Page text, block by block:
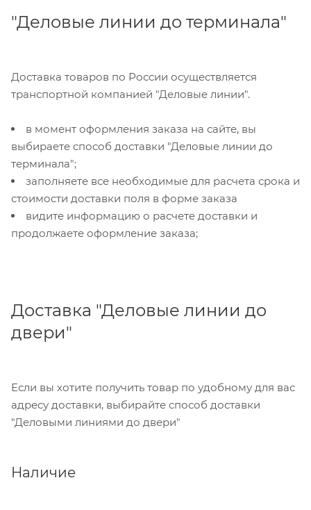
"Деловые линии до терминала"
Доставка товаров по России осуществляется
транспортной компанией "Деловые линии".
в момент оформления заказа на сайте, вы
выбираете способ доставки "Деловые линии до
терминала";
заполняете все необходимые для расчета срока и
стоимости доставки поля в форме заказа
видите информацию о расчете доставки и
продолжаете оформление заказа;
Доставка "Деловые линии до
двери"
Если вы хотите получить товар по удобному для вас
адресу доставки, выбирайте способ доставки
"Деловыми линиями до двери"
Наличие